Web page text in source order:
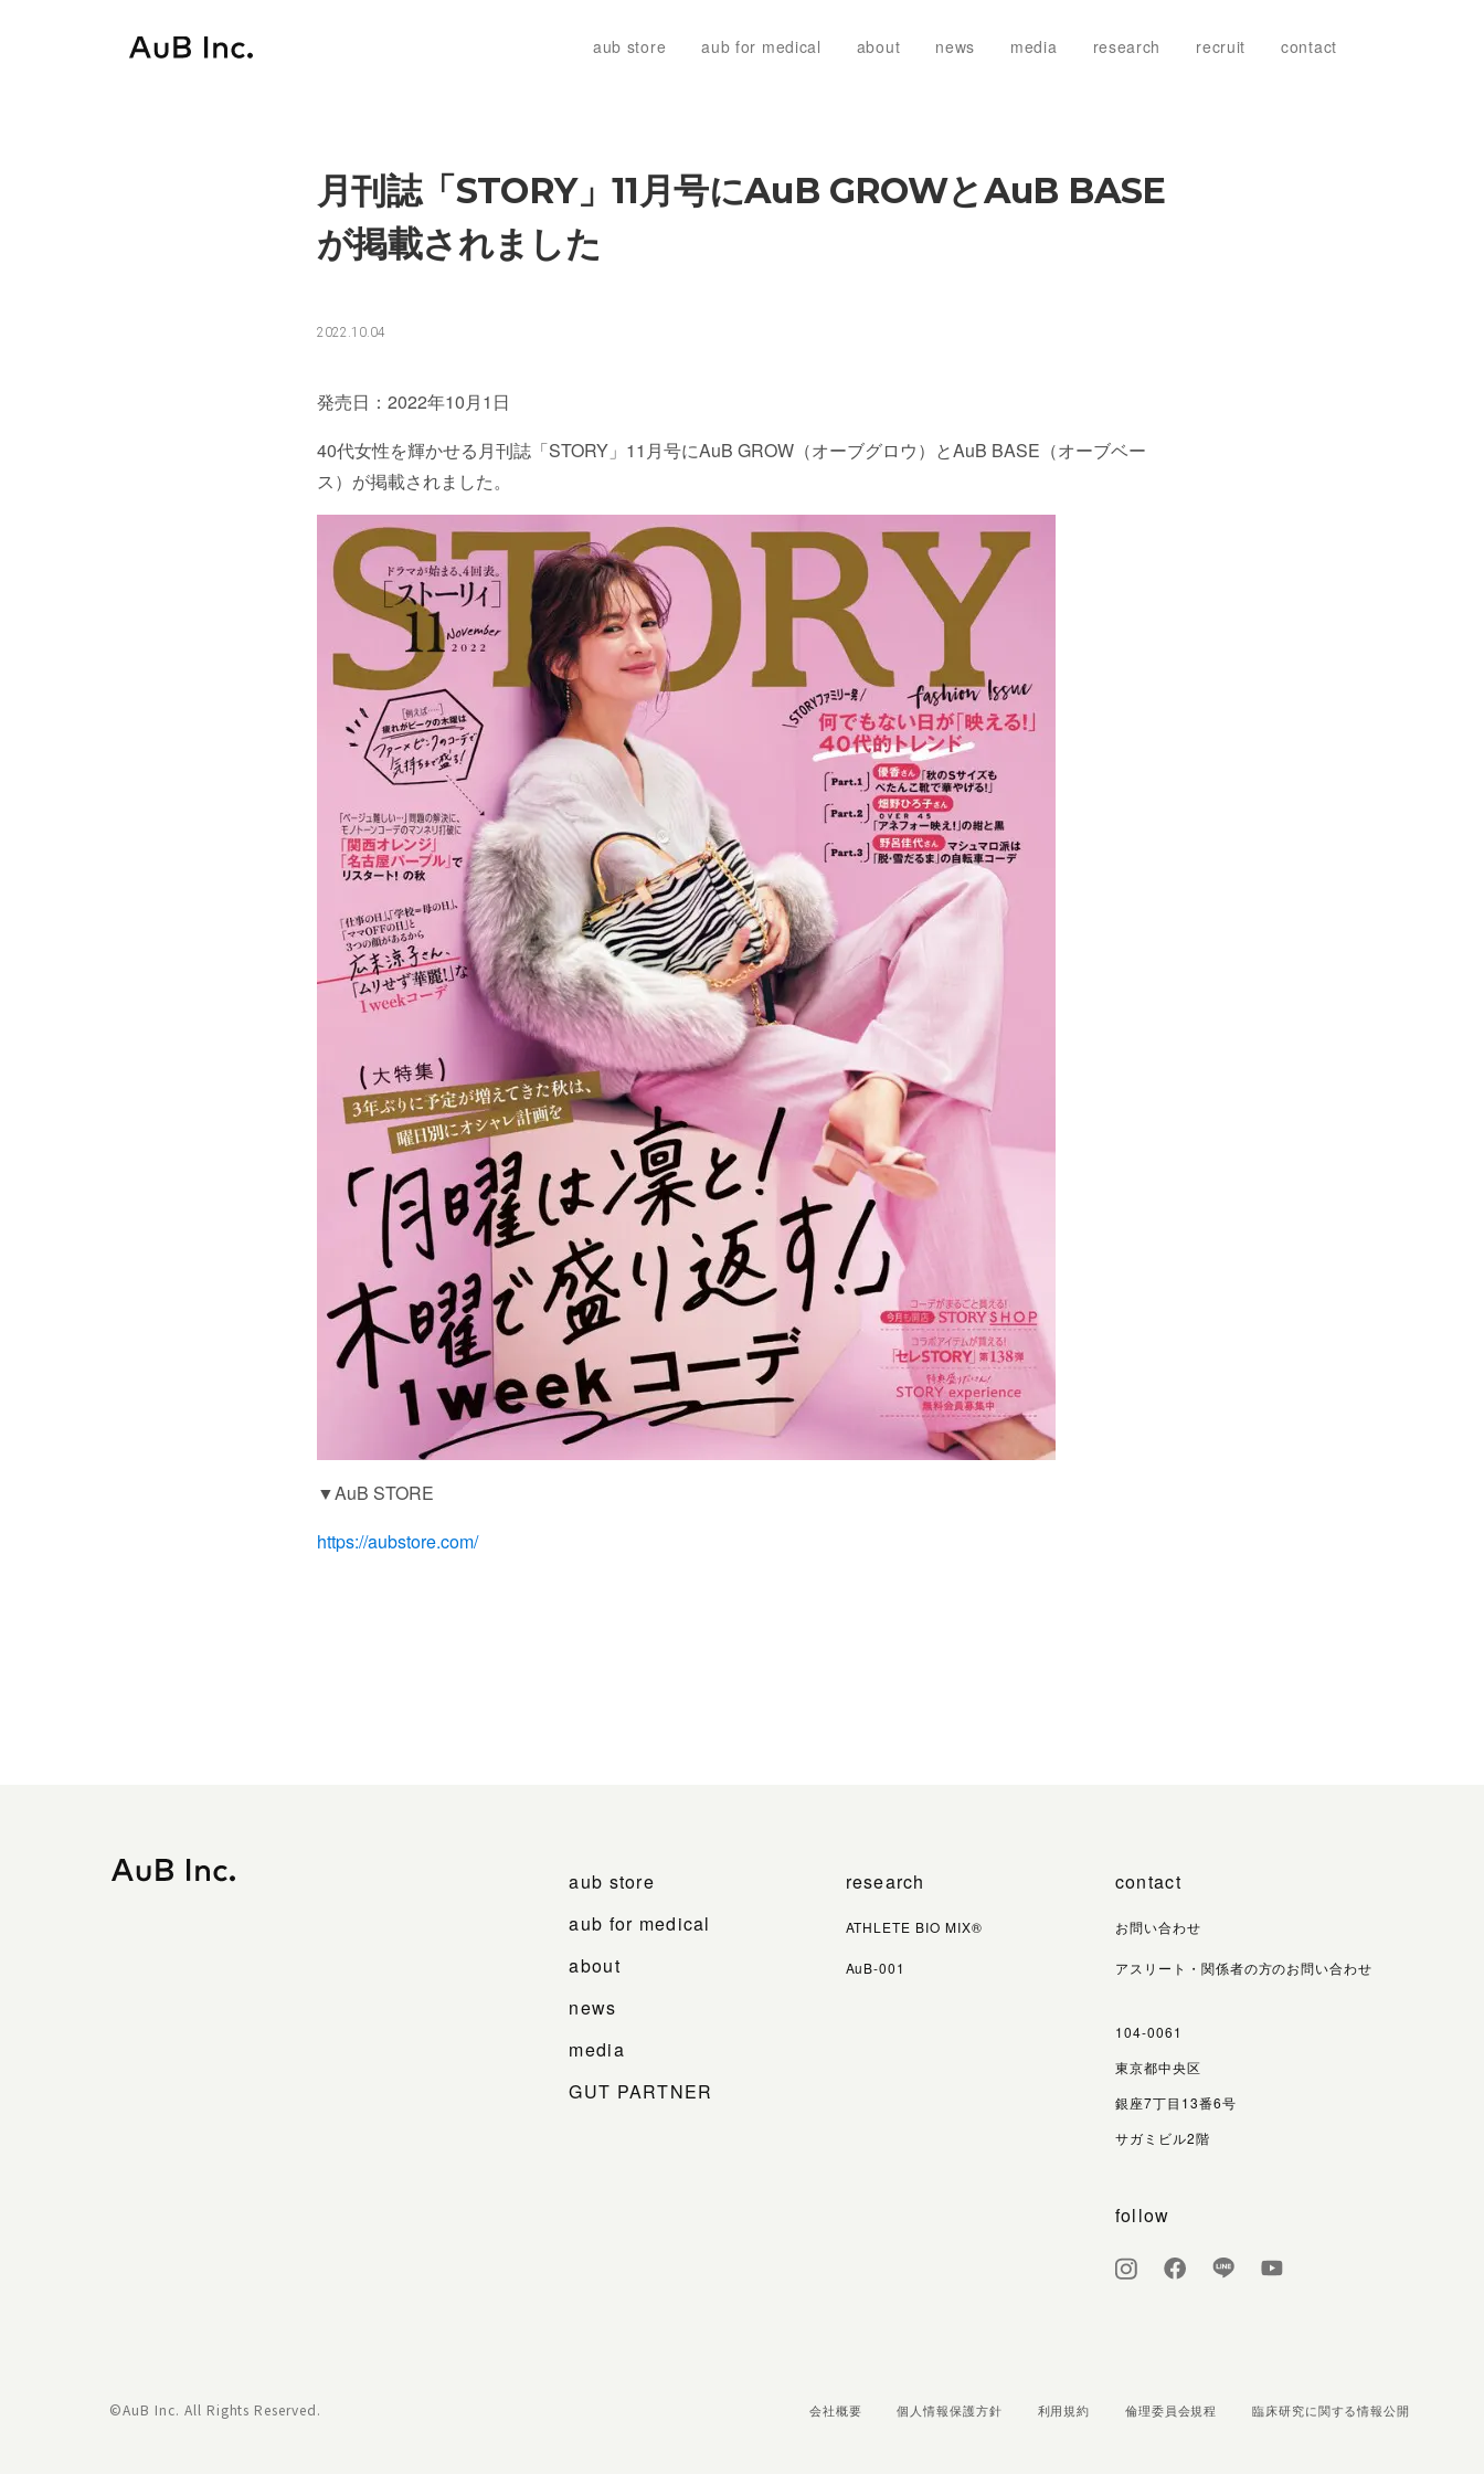
aub store aub for medical about news media research recruit contact
月刊誌「STORY」11月号にAuB GROWとAuB BASE
が掲載されました
2022.10.04
発売日：2022年10月1日
40代女性を輝かせる月刊誌「STORY」11月号にAuB GROW（オーブグロウ）とAuB BASE（オーブベー
ス）が掲載されました。
▼AuB STORE
https://aubstore.com/
aub store
aub for medical
about
news
media
GUT PARTNER
research
ATHLETE BIO MIX®
AuB-001
contact
お問い合わせ
アスリート・関係者の方のお問い合わせ
104-0061
東京都中央区
銀座7丁目13番6号
サガミビル2階
follow
©AuB Inc. All Rights Reserved. 会社概要 個人情報保護方針 利用規約 倫理委員会規程 臨床研究に関する情報公開